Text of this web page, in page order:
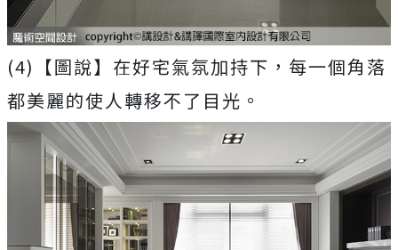
(4)【圖說】在好宅氣氛加持下，每一個角落
都美麗的使人轉移不了目光。